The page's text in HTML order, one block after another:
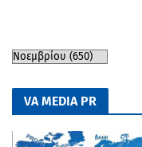
VA MEDIA PR